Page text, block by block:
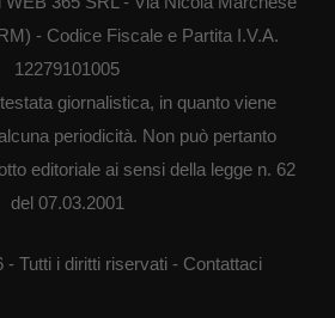
- Codice Fiscale e Partita I.V.A.
12279101005
giornalistica, in quanto viene
periodicità. Non può pertanto
editoriale ai sensi della legge n. 62
del 07.03.2001
- Tutti i diritti riservati - Contattaci